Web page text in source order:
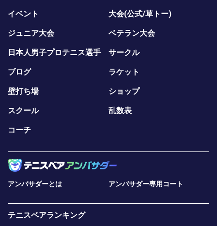
イベント 大会(公式/草トー)
ジュニア大会 ベテラン大会
日本人男子プロテニス選手 サークル
ブログ ラケット
壁打ち場 ショップ
スクール 乱数表
コーチ
アンバサダーとは アンバサダー専用コート
テニスベアランキング